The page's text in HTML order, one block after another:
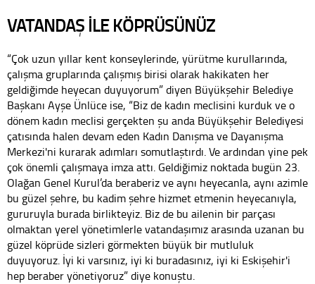
VATANDAŞ İLE KÖPRÜSÜNÜZ
“Çok uzun yıllar kent konseylerinde, yürütme kurullarında,
çalışma gruplarında çalışmış birisi olarak hakikaten her
geldiğimde heyecan duyuyorum” diyen Büyükşehir Belediye
Başkanı Ayşe Ünlüce ise, “Biz de kadın meclisini kurduk ve o
dönem kadın meclisi gerçekten şu anda Büyükşehir Belediyesi
çatısında halen devam eden Kadın Danışma ve Dayanışma
Merkezi'ni kurarak adımları somutlaştırdı. Ve ardından yine pek
çok önemli çalışmaya imza attı. Geldiğimiz noktada bugün 23.
Olağan Genel Kurul’da beraberiz ve aynı heyecanla, aynı azimle
bu güzel şehre, bu kadim şehre hizmet etmenin heyecanıyla,
gururuyla burada birlikteyiz. Biz de bu ailenin bir parçası
olmaktan yerel yönetimlerle vatandaşımız arasında uzanan bu
güzel köprüde sizleri görmekten büyük bir mutluluk
duyuyoruz. İyi ki varsınız, iyi ki buradasınız, iyi ki Eskişehir'i
hep beraber yönetiyoruz” diye konuştu.